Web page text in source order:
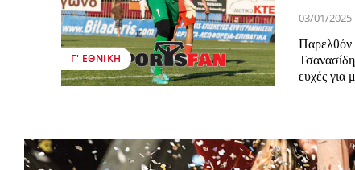
Γ' ΕΘΝΙΚΉ
03/01/2025
Παρελθόν
ευχές για